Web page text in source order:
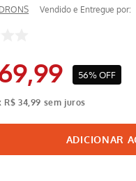
Vendido e Entregue por:
,99 56%OFF
R$ 34,99 sem juros